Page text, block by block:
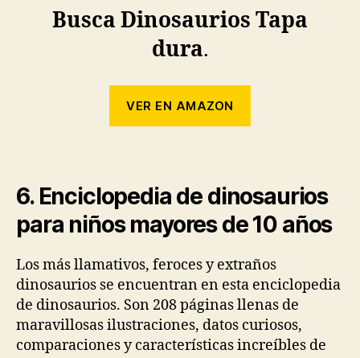
Busca Dinosaurios Tapa
dura.
VER EN AMAZON
6. Enciclopedia de dinosaurios
para niños mayores de 10 años
Los más llamativos, feroces y extraños
dinosaurios se encuentran en esta enciclopedia
de dinosaurios. Son 208 páginas llenas de
maravillosas ilustraciones, datos curiosos,
comparaciones y características increíbles de